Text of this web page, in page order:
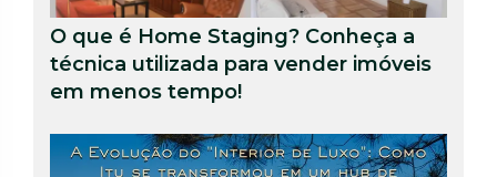
O que é Home Staging? Conheça a
técnica utilizada para vender imóveis
em menos tempo!